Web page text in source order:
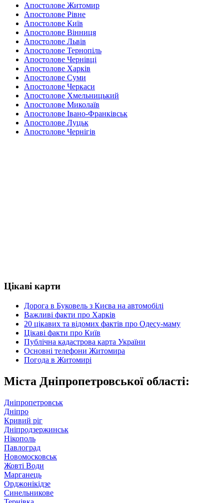
Апостолове Житомир
Апостолове Рівне
Апостолове Київ
Апостолове Вінниця
Апостолове Львів
Апостолове Тернопіль
Апостолове Чернівці
Апостолове Харків
Апостолове Суми
Апостолове Черкаси
Апостолове Хмельницький
Апостолове Миколаїв
Апостолове Івано-Франківськ
Апостолове Луцьк
Апостолове Чернігів
Цікаві карти
Дорога в Буковель з Києва на автомобілі
Важливі факти про Харків
20 цікавих та відомих фактів про Одесу-маму
Цікаві факти про Київ
Публічна кадастрова карта України
Основні телефони Житомира
Погода в Житомирі
Міста Дніпропетровської області:
Дніпропетровськ
Дніпро
Кривий ріг
Дніпродзержинськ
Нікополь
Павлоград
Новомосковськ
Жовті Води
Марганець
Орджонікідзе
Синельникове